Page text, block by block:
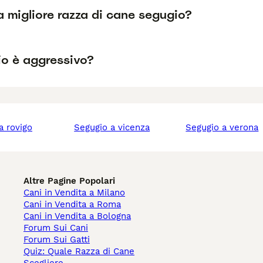
migliore razza di cane segugio?
è aggressivo?
rovigo segugio a vicenza segugio a verona
Altre Pagine Popolari
Cani in Vendita a Milano
Cani in Vendita a Roma
Cani in Vendita a Bologna
Forum Sui Cani
Forum Sui Gatti
Quiz: Quale Razza di Cane